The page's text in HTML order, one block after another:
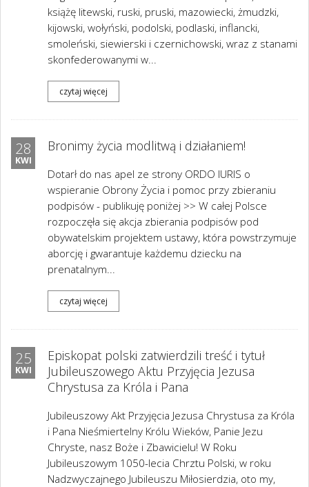
książę litewski, ruski, pruski, mazowiecki, żmudzki,
kijowski, wołyński, podolski, podlaski, inflancki,
smoleński, siewierski i czernichowski, wraz z stanami
skonfederowanymi w...
czytaj więcej
28
KWI
Bronimy życia modlitwą i działaniem!
Dotarł do nas apel ze strony ORDO IURIS o
wspieranie Obrony Życia i pomoc przy zbieraniu
podpisów - publikuję poniżej >> W całej Polsce
rozpoczęła się akcja zbierania podpisów pod
obywatelskim projektem ustawy, która powstrzymuje
aborcję i gwarantuje każdemu dziecku na
prenatalnym...
czytaj więcej
25
KWI
Episkopat polski zatwierdzili treść i tytuł
Jubileuszowego Aktu Przyjęcia Jezusa
Chrystusa za Króla i Pana
Jubileuszowy Akt Przyjęcia Jezusa Chrystusa za Króla
i Pana Nieśmiertelny Królu Wieków, Panie Jezu
Chryste, nasz Boże i Zbawicielu! W Roku
Jubileuszowym 1050-lecia Chrztu Polski, w roku
Nadzwyczajnego Jubileuszu Miłosierdzia, oto my,